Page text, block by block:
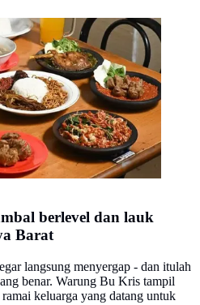
berlevel dan lauk
Barat
langsung menyergap - dan itulah
benar. Warung Bu Kris tampil
keluarga yang datang untuk